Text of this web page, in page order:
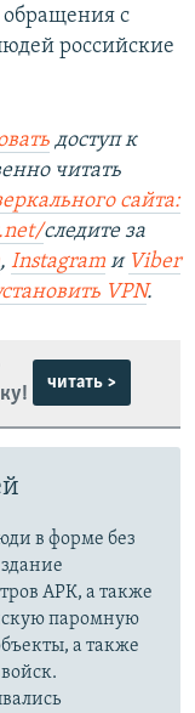
обращения с
российские
доступ к
читать
сайта:
следите за
, Instagram и Viber
VPN.
читать >
в форме без
АРК, а также
паромную
а также